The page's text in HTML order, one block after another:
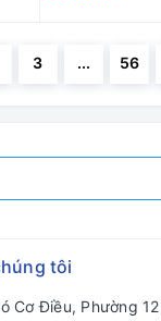
3 ... 56
tôi
Cơ Điều, Phường